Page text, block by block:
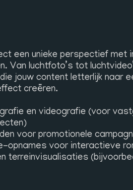
een unieke perspectief met
Van luchtfoto’s tot
jouw content letterlijk naar
creëren.
en videografie (voor
voor promotionele
opnames voor interactieve
terreinvisualisaties